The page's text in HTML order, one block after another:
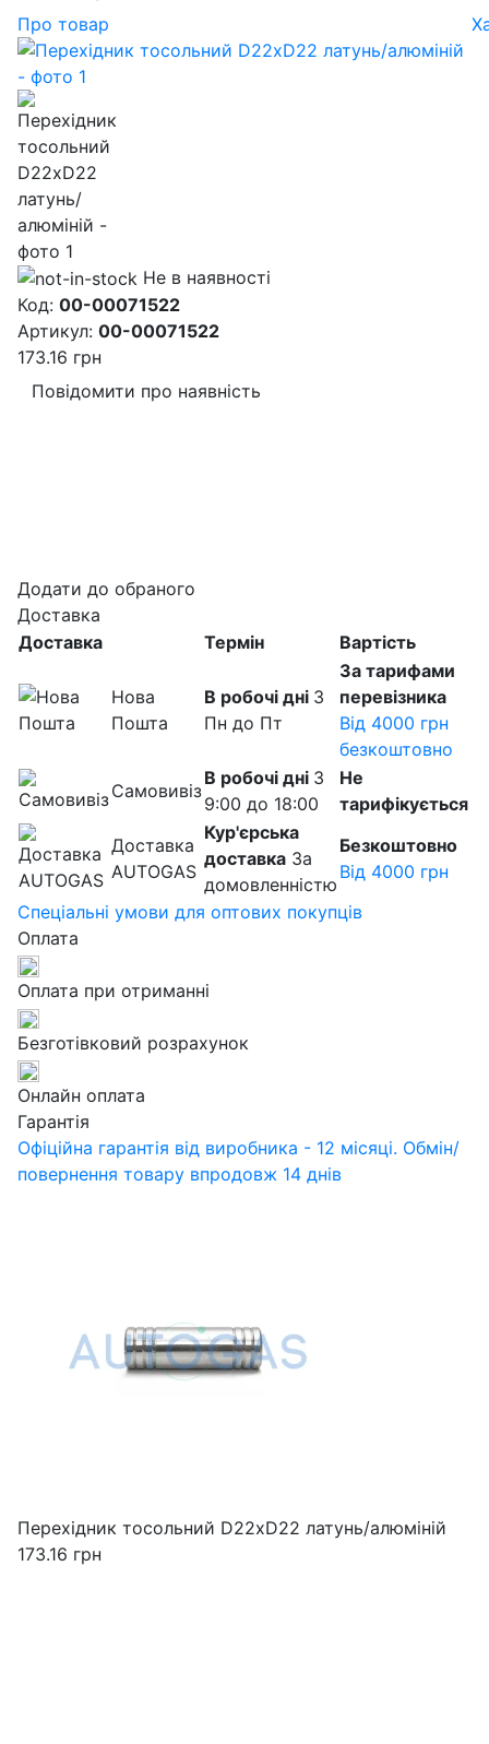
Про товар
Не в наявності
Код: 00-00071522
Артикул: 00-00071522
173.16 грн
Повідомити про наявність
Додати до обраного
Доставка
Доставка
Термін Вартість
Нова
Пошта
В робочі дні З
Пн до Пт
За тарифами
перевізника
Від 4000 грн
безкоштовно
Самовивіз
В робочі дні З
9:00 до 18:00
Не
тарифікується
Доставка
AUTOGAS
Кур'єрська
доставка За
домовленністю
Безкоштовно
Від 4000 грн
Спеціальні умови для оптових покупців
Оплата
Оплата при отриманні
Безготівковий розрахунок
Онлайн оплата
Гарантія
Офіційна гарантія від виробника - 12 місяці. Обмін/
повернення товару впродовж 14 днів
Перехідник тосольний D22xD22 латунь/алюміній
173.16 грн